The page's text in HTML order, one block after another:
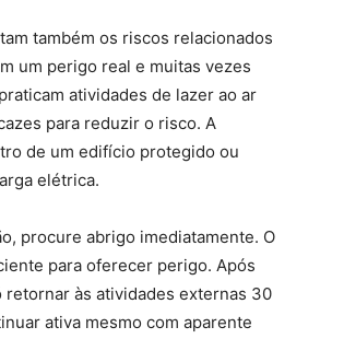
também os riscos relacionados
um perigo real e muitas vezes
atividades de lazer ao ar
para reduzir o risco. A
de um edifício protegido ou
elétrica.
procure abrigo imediatamente. O
para oferecer perigo. Após
às atividades externas 30
ativa mesmo com aparente